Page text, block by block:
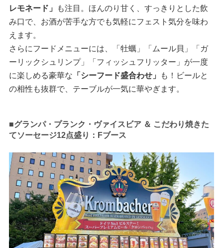
レモネード」
も注目。ほんのり甘く、すっきりとした飲
み口で、お酒が苦手な方でも気軽にフェスト気分を味わ
えます。
さらにフードメニューには、「牡蠣」「ムール貝」「ガ
ーリックシュリンプ」「フィッシュフリッター」が一度
に楽しめる豪華な 「シーフード盛合わせ」
も！ビールと
の相性も抜群で、テーブルが一気に華やぎます。
■グランパ・プランク・ヴァイスビア ＆ こだわり焼きた
てソーセージ12点盛り：Fブース